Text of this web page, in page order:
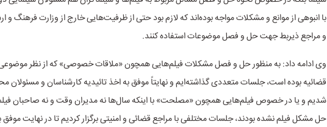
با انبوهی از موانع و مشکلات مواجه بوده‌اند که لازم بود حتی از ظرفیت‌هایی خارج از وزارت فرهنگ و
و مراجع ذیربط جهت حل و فصل موضوعات استفاده کنند.
وی ادامه داد: به منظور حل و فصل مشکلات فیلم‌هایی همچون «ملاقات خصوصی» که از نظر موضوعی
قضائیه بوده است، جلسات متعددی گذاشته‌ایم و نهایتاً موفق به اخذ تائیدیه کارشناسان و مسئولان
شدیم و یا در خصوص فیلم‌هایی همچون «مصلحت» با اینکه سال‌ها نه مدیران وقت و نه صاحبان
حل مشکل فیلم نشده بودند، جلسات مختلفی با مراجع قضائی و امنیتی برگزار کردیم تا در نهایت